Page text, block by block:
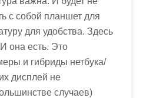
с собой планшет для
для удобства. Здесь
она есть. Это
и гибриды нетбука/
дисплей не
случаев)